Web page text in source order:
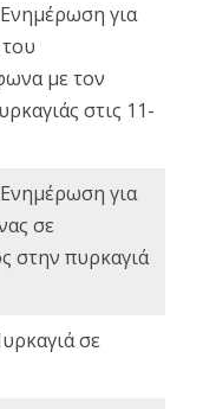
Ενημέρωση για
με τον
στις 11-
Ενημέρωση για
σε
στην πυρκαγιά
σε